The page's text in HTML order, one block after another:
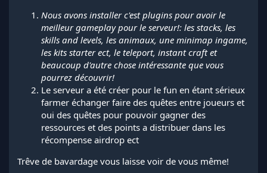
Nous avons installer c'est plugins pour avoir le
meilleur gameplay pour le serveur!: les stacks, les
skills and levels, les animaux, une minimap ingame,
les kits starter ect, le teleport, instant craft et
beaucoup d'autre chose intéressante que vous
pourrez découvrir!
Le serveur a été créer pour le fun en étant sérieux
farmer échanger faire des quêtes entre joueurs et
oui des quêtes pour pouvoir gagner des
ressources et des points a distribuer dans les
récompense airdrop ect
Trêve de bavardage vous laisse voir de vous même!